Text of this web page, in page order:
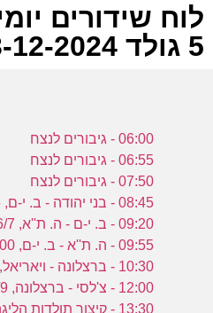
לוח שידורים
5 גולד 13-12-2024
06:00 - גיבורים לנצח
06:55 - גיבורים לנצח
07:50 - גיבורים לנצח
08:45 - בני יהודה - ב. י-ם, 95/6
09:20 - ב. י-ם - ה. ת''א, 96/7
09:55 - ה. ת''א - ב. י-ם, 99/00
10:30 - ברצלונה - ויאריאל, 2006/7
12:00 - צ'לסי - ברצלונה, 2008/9
13:30 - קיצור תולדות הליגה, 97/8